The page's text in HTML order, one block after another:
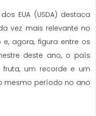
EUA (USDA) destaca
vez mais relevante no
agora, figura entre os
deste ano, o país
fruta, um recorde e um
mesmo período no ano